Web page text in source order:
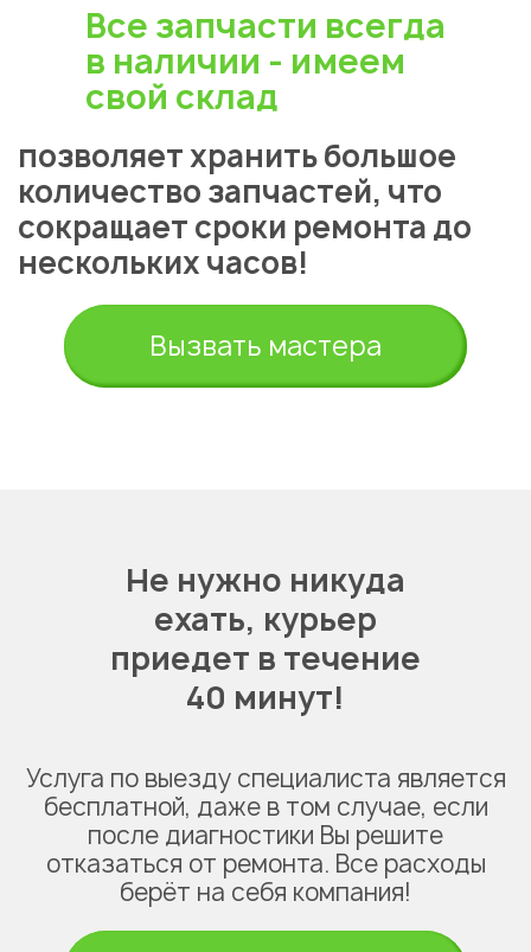
Все запчасти всегда
в наличии - имеем
свой склад
позволяет хранить большое
количество запчастей, что
сокращает сроки ремонта до
нескольких часов!
Вызвать мастера
Не нужно никуда
ехать, курьер
приедет в течение
40 минут!
Услуга по выезду специалиста является
бесплатной, даже в том случае, если
после диагностики Вы решите
отказаться от ремонта. Все расходы
берёт на себя компания!